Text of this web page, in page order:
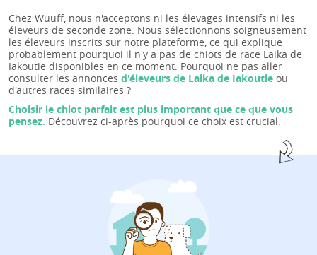
Chez Wuuff, nous n'acceptons ni les élevages intensifs ni les
éleveurs de seconde zone. Nous sélectionnons soigneusement
les éleveurs inscrits sur notre plateforme, ce qui explique
probablement pourquoi il n'y a pas de chiots de race Laika de
Iakoutie disponibles en ce moment. Pourquoi ne pas aller
consulter les annonces d'éleveurs de Laika de Iakoutie ou
d'autres races similaires ?
Choisir le chiot parfait est plus important que ce que vous
pensez. Découvrez ci-après pourquoi ce choix est crucial.